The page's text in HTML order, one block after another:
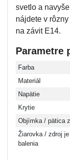
svetlo a
nájdete v
na závit E14.
Parametre
Farba
Materiál
Napätie
Krytie
Objímka / pätica
Žiarovka / zdroj
balenia